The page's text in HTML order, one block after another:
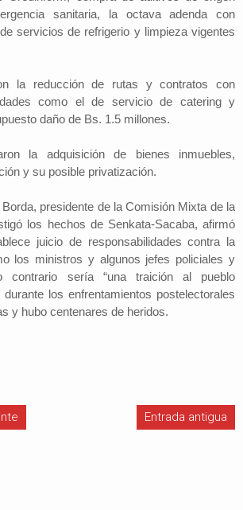
sanitaria, la octava adenda con
servicios de refrigerio y limpieza vigentes
la reducción de rutas y contratos con
como el de servicio de catering y
daño de Bs. 1.5 millones.
la adquisición de bienes inmuebles,
y su posible privatización.
presidente de la Comisión Mixta de la
los hechos de Senkata-Sacaba, afirmó
juicio de responsabilidades contra la
los ministros y algunos jefes policiales y
contrario sería “una traición al pueblo
durante los enfrentamientos postelectorales
y hubo centenares de heridos.
Entrada antigua